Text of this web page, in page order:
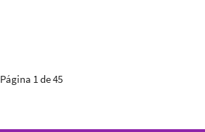
Página 1 de 45